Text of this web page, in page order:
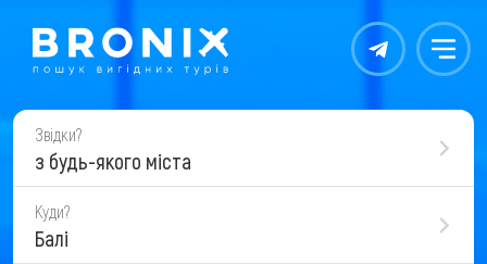
Контакты Меню
Звідки?
з будь-якого міста
Куди?
Балі